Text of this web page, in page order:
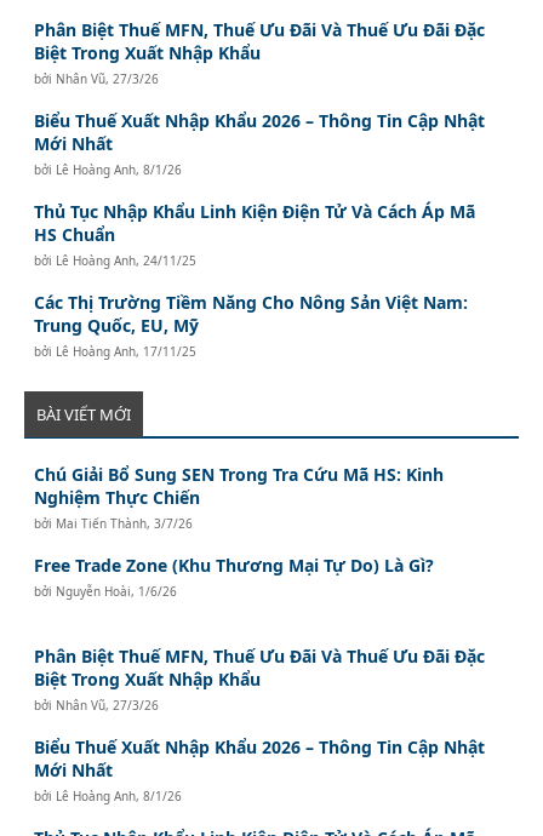
Phân Biệt Thuế MFN, Thuế Ưu Đãi Và Thuế Ưu Đãi Đặc
Biệt Trong Xuất Nhập Khẩu
bởi Nhân Vũ, 27/3/26
Biểu Thuế Xuất Nhập Khẩu 2026 – Thông Tin Cập Nhật
Mới Nhất
bởi Lê Hoàng Anh,8/1/26
Thủ Tục Nhập Khẩu Linh Kiện Điện Tử Và Cách Áp Mã
HS Chuẩn
bởi Lê Hoàng Anh, 24/11/25
Các Thị Trường Tiềm Năng Cho Nông Sản Việt Nam:
Trung Quốc, EU, Mỹ
bởi Lê Hoàng Anh, 17/11/25
BÀI VIẾT MỚI
Chú Giải Bổ Sung SEN Trong Tra Cứu Mã HS: Kinh
Nghiệm Thực Chiến
bởi Mai Tiến Thành,3/7/26
Free Trade Zone (Khu Thương Mại Tự Do) Là Gì?
bởi Nguyễn Hoài, 1/6/26
Phân Biệt Thuế MFN, Thuế Ưu Đãi Và Thuế Ưu Đãi Đặc
Biệt Trong Xuất Nhập Khẩu
bởi Nhân Vũ, 27/3/26
Biểu Thuế Xuất Nhập Khẩu 2026 – Thông Tin Cập Nhật
Mới Nhất
bởi Lê Hoàng Anh,8/1/26